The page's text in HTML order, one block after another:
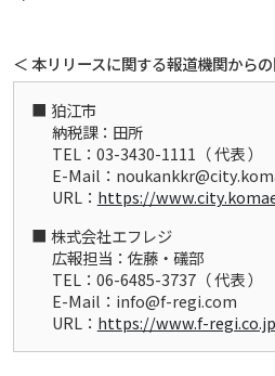
＜ 本リリースに関する報道機関から
狛江市
納税課：田所
TEL：03-3430-1111（ 代表 ）
E-Mail：
URL： https://
株式会社エフレジ
広報担当：佐藤・礒部
TEL：06-6485-3737（ 代表 ）
E-Mail：info@f-regi.com
URL： https://www.f-